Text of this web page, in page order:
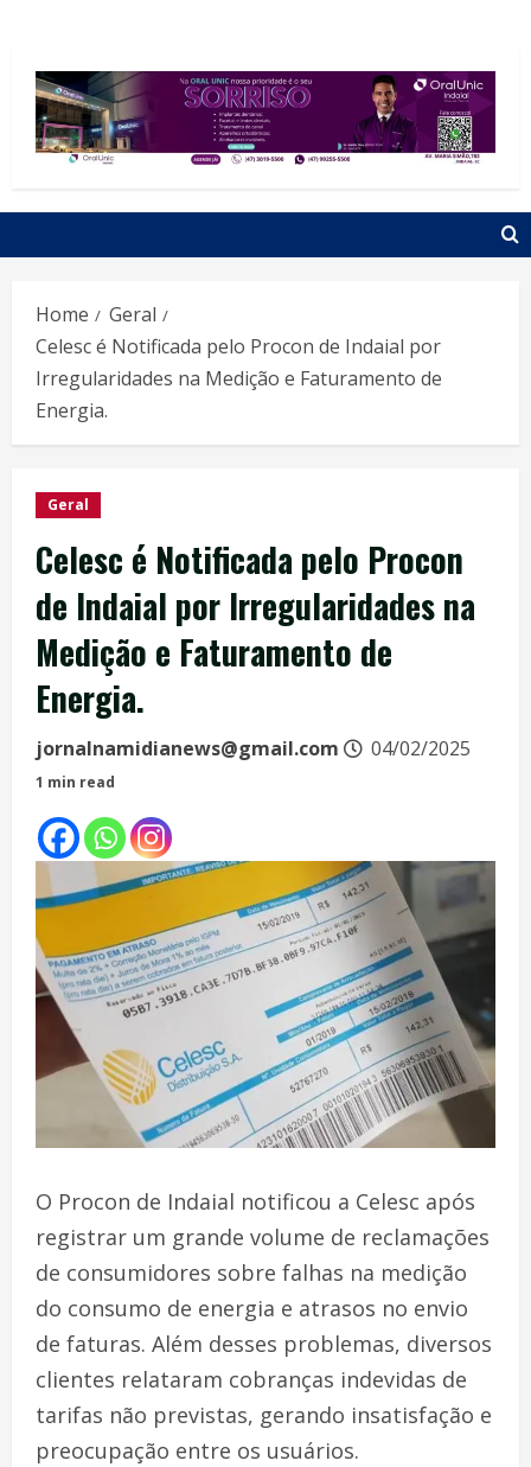
Home
Geral
Celesc é Notificada pelo Procon de Indaial por
Irregularidades na Medição e Faturamento de
Energia.
Geral
Celesc é Notificada pelo Procon
de Indaial por Irregularidades na
Medição e Faturamento de
Energia.
jornalnamidianews@gmail.com 04/02/2025
1 min read
O Procon de Indaial notificou a Celesc após
registrar um grande volume de reclamações
de consumidores sobre falhas na medição
do consumo de energia e atrasos no envio
de faturas. Além desses problemas, diversos
clientes relataram cobranças indevidas de
tarifas não previstas, gerando insatisfação e
preocupação entre os usuários.